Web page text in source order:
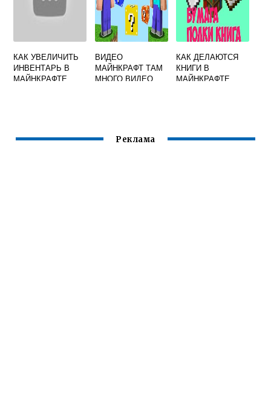
КАК УВЕЛИЧИТЬ
ИНВЕНТАРЬ В
МАЙНКРАФТЕ
ВИДЕО
МАЙНКРАФТ ТАМ
МНОГО ВИДЕО
КАК ДЕЛАЮТСЯ
КНИГИ В
МАЙНКРАФТЕ
Реклама